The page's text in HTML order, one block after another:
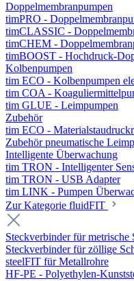
Doppelmembranpumpen
timPRO -
timCLASSIC -
timCHEM -
timBOOST - Hochdruck-
Kolbenpumpen
tim ECO - Kolbenpumpen
tim COA -
tim GLUE - Leimpumpen
Zubehör
tim ECO -
Zubehör pneumatische
Intelligente Überwachung
tim TRON - Intelligenter
tim TRON - USB Adapter
tim LINK - Pumpen
Zur Kategorie fluidFIT
Steckverbinder für metrische
Steckverbinder für zöllige
steelFIT für Metallrohre
HF-PE - Polyethylen-